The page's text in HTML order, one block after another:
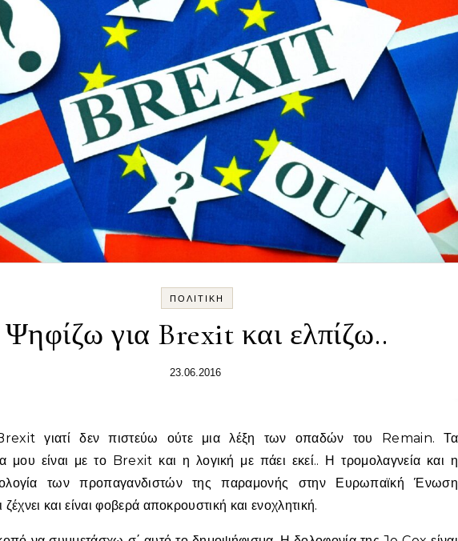
ΠΟΛΙΤΙΚΉ
Ψηφίζω για Brexit και ελπίζω..
23.06.2016
μου είναι με το Brexit και η λογική με πάει εκεί.. Η τρομολαγνεία και η
των προπαγανδιστών της παραμονής στην Ευρωπαϊκή Ένωση
ζέχνει και είναι φοβερά αποκρουστική και ενοχλητική.